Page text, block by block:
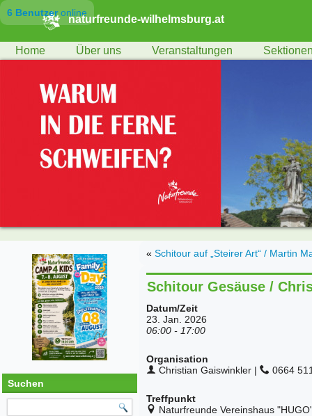
6 Benutzeronline
naturfreunde-wilhelmsburg.at
Home Über uns Veranstaltungen
Suchen
« Schitour auf „Steirer Art“ / Martin
Schitour Gesäuse /
Datum/Zeit
23. Jan. 2026
06:00 - 17:00
Organisation
Christian Gaiswinkler |
0664
Treffpunkt
Naturfreunde Vereinshaus